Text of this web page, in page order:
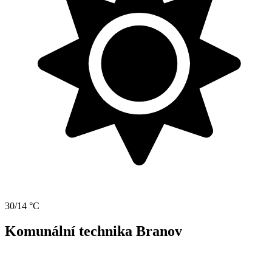
30/14 °C
Komunální technika Branov